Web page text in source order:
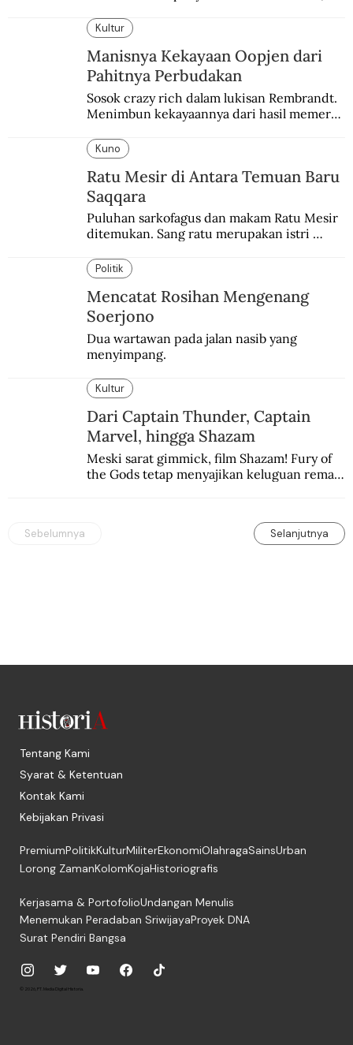
Kultur
Manisnya Kekayaan Oopjen dari
Pahitnya Perbudakan
Sosok crazy rich dalam lukisan Rembrandt.
Menimbun kekayaannya dari hasil memeras
Kuno
Ratu Mesir di Antara Temuan Baru
Saqqara
Puluhan sarkofagus dan makam Ratu Mesir
ditemukan. Sang ratu merupakan istri
sebelumnya keberadaannya tak pernah
diketahui.
Politik
Mencatat Rosihan Mengenang
Soerjono
Dua wartawan pada jalan nasib yang
menyimpang.
Kultur
Dari Captain Thunder, Captain
Marvel, hingga Shazam
Meski sarat gimmick, film Shazam! Fury of
the Gods tetap menyajikan keluguan remaja
Sebelumnya Selanjutnya
Tentang Kami
Syarat & Ketentuan
Kontak Kami
Kebijakan Privasi
PremiumPolitikKulturMiliterEkonomiOlahragaSainsUrban
Lorong ZamanKolomKojaHistoriografis
Kerjasama & PortofolioUndangan Menulis
Menemukan Peradaban SriwijayaProyek DNA
Surat Pendiri Bangsa
© 2026, PT. Media Digital Historia.